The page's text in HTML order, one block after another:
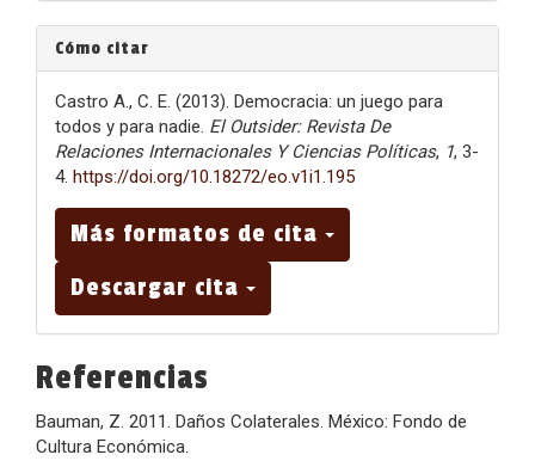
Cómo citar
Castro A., C. E. (2013). Democracia: un juego para
todos y para nadie. El Outsider: Revista De
Relaciones Internacionales Y Ciencias Políticas, 1, 3-
4. https://doi.org/10.18272/eo.v1i1.195
Más formatos de cita
Descargar cita
Referencias
Bauman, Z. 2011. Daños Colaterales. México: Fondo de
Cultura Económica.